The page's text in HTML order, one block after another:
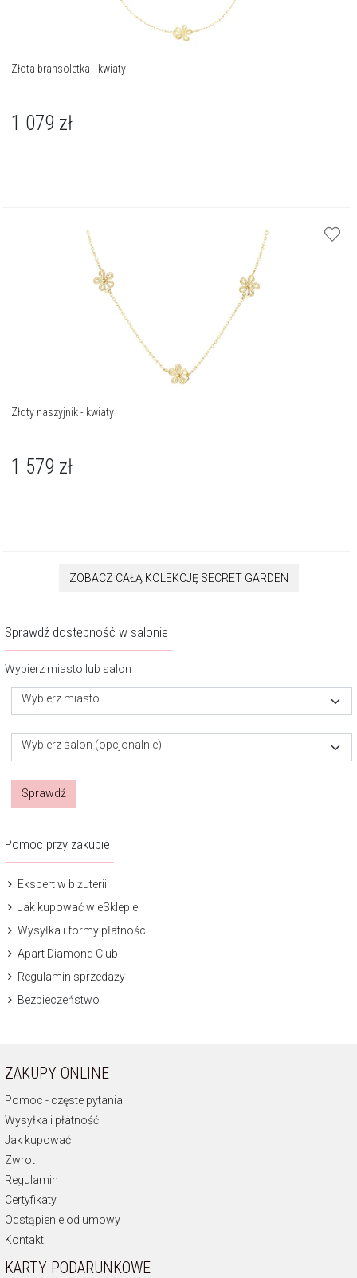
Złota bransoletka - kwiaty
1 079 zł
Złoty naszyjnik - kwiaty
1 579 zł
ZOBACZ CAŁĄ KOLEKCJĘ SECRET GARDEN
Sprawdź dostępność w salonie
Wybierz miasto lub salon
Wybierz miasto
Wybierz salon (opcjonalnie)
Sprawdź
Pomoc przy zakupie
Ekspert w biżuterii
Jak kupować w eSklepie
Wysyłka i formy płatności
Apart Diamond Club
Regulamin sprzedaży
Bezpieczeństwo
ZAKUPY ONLINE
Pomoc - częste pytania
Wysyłka i płatność
Jak kupować
Zwrot
Regulamin
Certyfikaty
Odstąpienie od umowy
Kontakt
KARTY PODARUNKOWE